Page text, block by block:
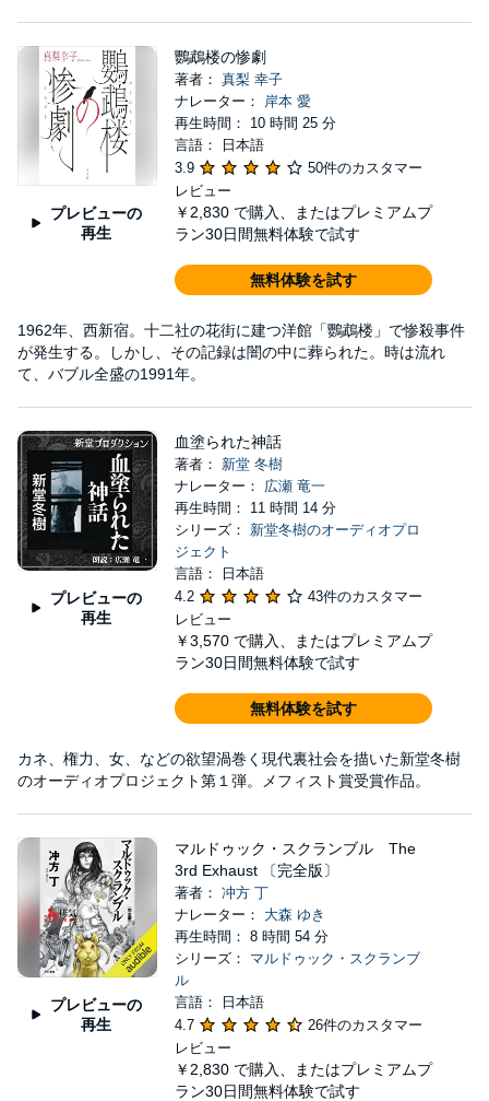
プレビューの
再生
鸚鵡楼の惨劇
著者： 真梨 幸子
ナレーター： 岸本 愛
再生時間： 10 時間 25 分
言語： 日本語
3.9
50件のカスタマー
レビュー
￥2,830 で購入、またはプレミアムプ
ラン30日間無料体験で試す
無料体験を試す
1962年、西新宿。十二社の花街に建つ洋館「鸚鵡楼」で惨殺事件
が発生する。しかし、その記録は闇の中に葬られた。時は流れ
て、バブル全盛の1991年。
プレビューの
再生
血塗られた神話
著者： 新堂 冬樹
ナレーター： 広瀬 竜一
再生時間： 11 時間 14 分
シリーズ： 新堂冬樹のオーディオプロ
ジェクト
言語： 日本語
4.2
43件のカスタマー
レビュー
￥3,570 で購入、またはプレミアムプ
ラン30日間無料体験で試す
無料体験を試す
カネ、権力、女、などの欲望渦巻く現代裏社会を描いた新堂冬樹
のオーディオプロジェクト第１弾。メフィスト賞受賞作品。
プレビューの
再生
マルドゥック・スクランブル The
3rd Exhaust 〔完全版〕
著者： 冲方 丁
ナレーター： 大森 ゆき
再生時間： 8 時間 54 分
シリーズ： マルドゥック・スクランブ
ル
言語： 日本語
4.7
26件のカスタマー
レビュー
￥2,830 で購入、またはプレミアムプ
ラン30日間無料体験で試す